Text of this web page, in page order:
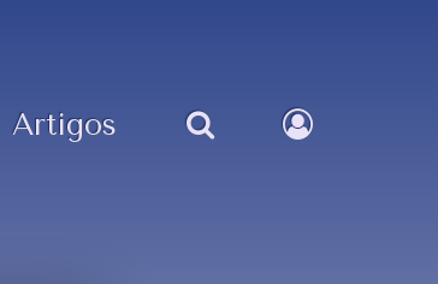
Artigos